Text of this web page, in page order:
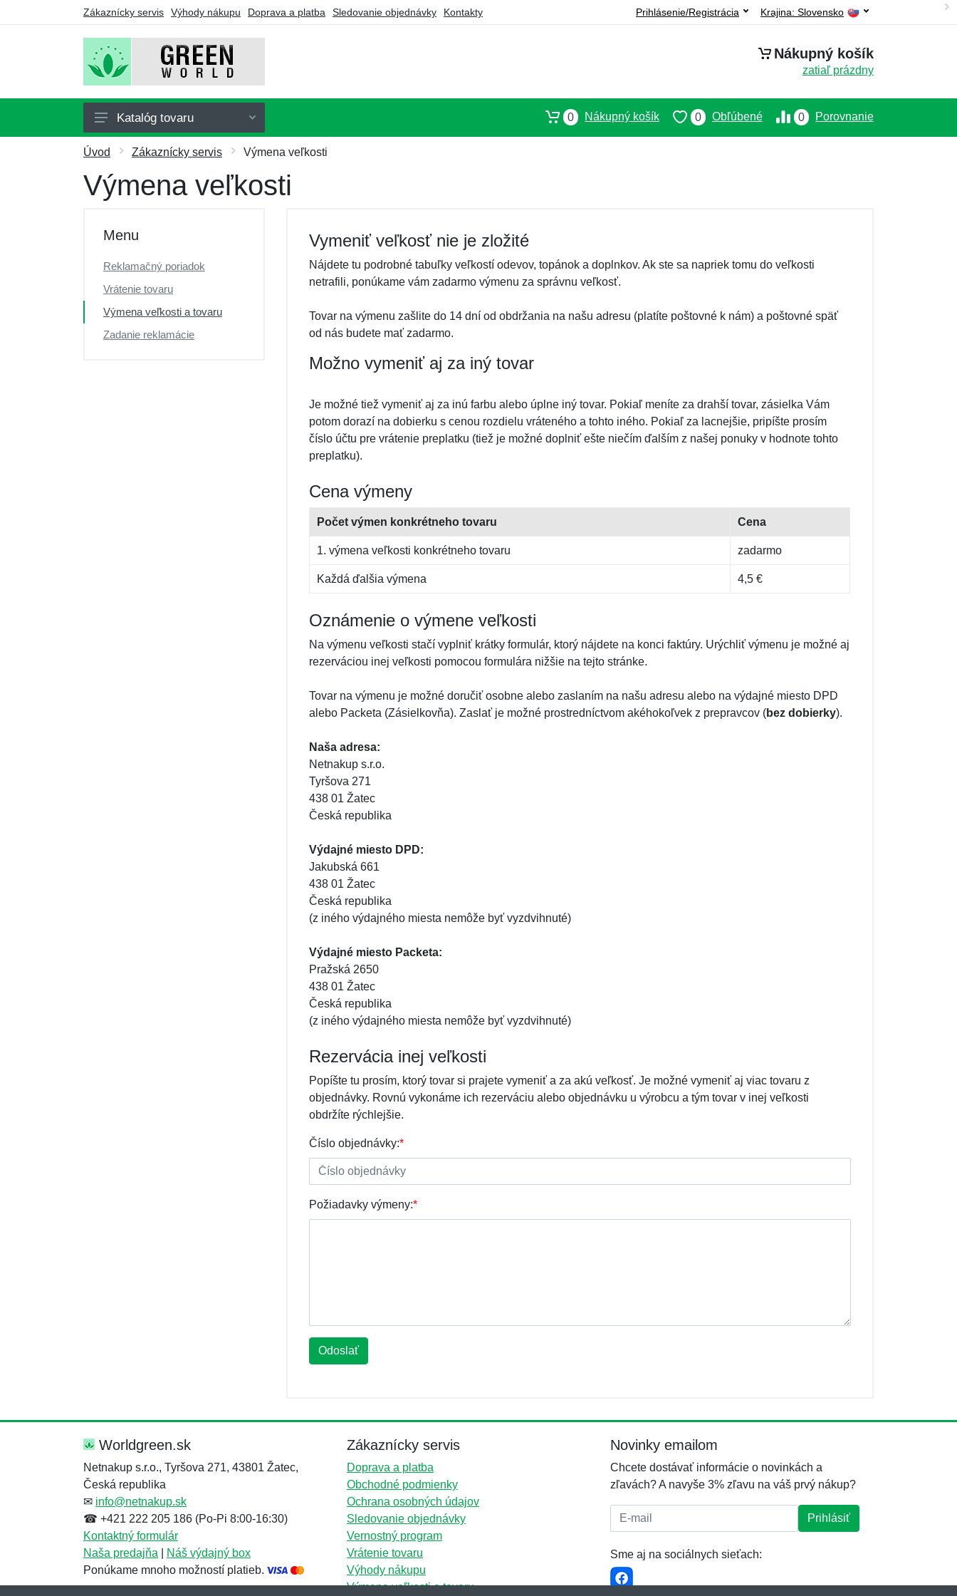
Zákaznícky servis Výhody nákupu Doprava a platba Sledovanie objednávky Kontakty Krajina: Slovensko
Prihlásenie/Registrácia
Nákupný košík
zatiaľ prázdny
Doplnky stravy
Nápoje
Turmalín
Výpredaj
Katalóg tovaru 0 Porovnanie
0 Obľúbené
0 Nákupný košík
Úvod Zákaznícky servis Výmena veľkosti
Výmena veľkosti
Menu
Reklamačný poriadok
Vrátenie tovaru
Výmena veľkosti a tovaru
Zadanie reklamácie
Vymeniť veľkosť nie je zložité
Nájdete tu podrobné tabuľky veľkostí odevov, topánok a doplnkov. Ak ste sa napriek tomu do veľkosti
netrafili, ponúkame vám zadarmo výmenu za správnu veľkosť.
Tovar na výmenu zašlite do 14 dní od obdržania na našu adresu (platíte poštovné k nám) a poštovné späť
od nás budete mať zadarmo.
Možno vymeniť aj za iný tovar
Je možné tiež vymeniť aj za inú farbu alebo úplne iný tovar. Pokiaľ meníte za drahší tovar, zásielka Vám
potom dorazí na dobierku s cenou rozdielu vráteného a tohto iného. Pokiaľ za lacnejšie, pripíšte prosím
číslo účtu pre vrátenie preplatku (tiež je možné doplniť ešte niečím ďalším z našej ponuky v hodnote tohto
preplatku).
Cena výmeny
Počet výmen konkrétneho tovaru Cena
1. výmena veľkosti konkrétneho tovaru zadarmo
Každá ďalšia výmena 4,5 €
Oznámenie o výmene veľkosti
Na výmenu veľkosti stačí vyplniť krátky formulár, ktorý nájdete na konci faktúry. Urýchliť výmenu je možné aj
rezerváciou inej veľkosti pomocou formulára nižšie na tejto stránke.
Tovar na výmenu je možné doručiť osobne alebo zaslaním na našu adresu alebo na výdajné miesto DPD
alebo Packeta (Zásielkovňa). Zaslať je možné prostredníctvom akéhokoľvek z prepravcov (bez dobierky).
Naša adresa:
Netnakup s.r.o.
Tyršova 271
438 01 Žatec
Česká republika
Výdajné miesto DPD:
Jakubská 661
438 01 Žatec
Česká republika
(z iného výdajného miesta nemôže byť vyzdvihnuté)
Výdajné miesto Packeta:
Pražská 2650
438 01 Žatec
Česká republika
(z iného výdajného miesta nemôže byť vyzdvihnuté)
Rezervácia inej veľkosti
Popíšte tu prosím, ktorý tovar si prajete vymeniť a za akú veľkosť. Je možné vymeniť aj viac tovaru z
objednávky. Rovnú vykonáme ich rezerváciu alebo objednávku u výrobcu a tým tovar v inej veľkosti
obdržíte rýchlejšie.
Číslo objednávky:*
Požiadavky výmeny:*
Odoslať
Worldgreen.sk
Netnakup s.r.o., Tyršova 271, 43801 Žatec,
Česká republika
✉ info@netnakup.sk
☎ +421 222 205 186 (Po-Pi 8:00-16:30)
Kontaktný formulár
Naša predajňa
Náš výdajný box
Ponúkame mnoho možností platieb.
Zákaznícky servis
Doprava a platba
Obchodné podmienky
Ochrana osobných údajov
Sledovanie objednávky
Vernostný program
Vrátenie tovaru
Výhody nákupu
Výmena veľkosti a tovaru
Novinky emailom
Chcete dostávať informácie o novinkách a
zľavách? A navyše 3% zľavu na váš prvý nákup?
E-mail: Prihlásiť
Sme aj na sociálnych sieťach: